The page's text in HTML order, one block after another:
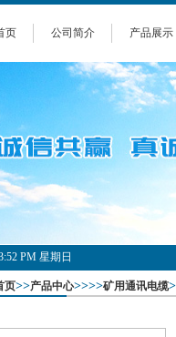
页 公司简介 产品展示
PM 星期日
页>>产品中心>>>>矿用通讯电缆